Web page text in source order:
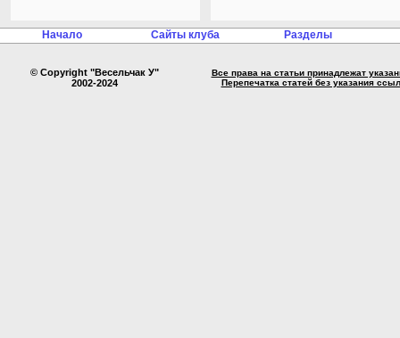
Начало Сайты клуба Разделы
© Copyright "Весельчак У"
2002-2024
Все права на статьи принадлежат
Перепечатка статей без указания